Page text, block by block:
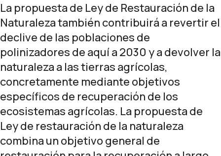
La propuesta de Ley de Restauración de la
Naturalezatambién contribuirá a revertir el
declive de las poblaciones de
polinizadores de aquí a 2030 y a devolver la
naturaleza a las tierras agrícolas,
concretamente mediante objetivos
específicos de recuperación de los
ecosistemas agrícolas. La propuesta de
Ley de restauración de la naturaleza
combina un objetivo general de